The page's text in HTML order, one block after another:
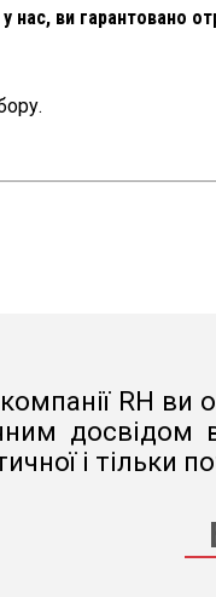
у нас, ви гарантовано
RH
досвідом
і тільки